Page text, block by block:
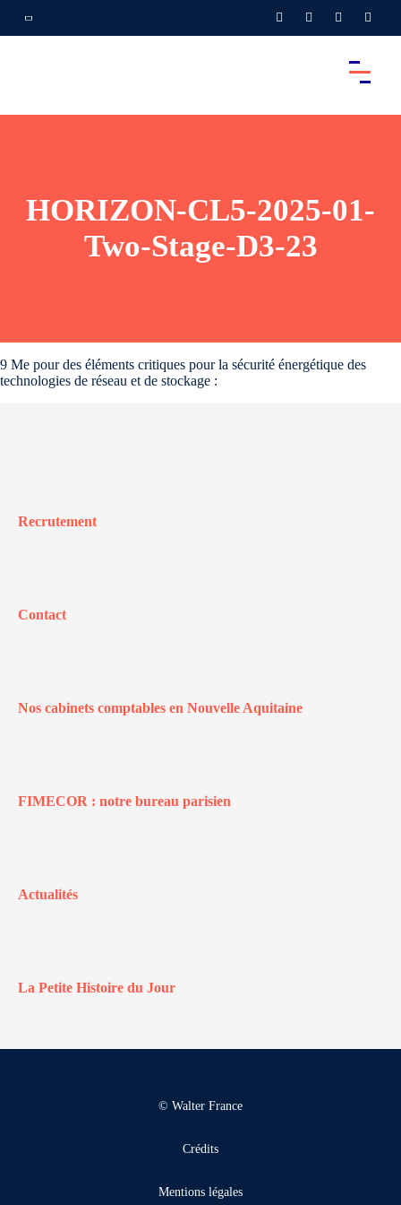
HORIZON-CL5-2025-01-
Two-Stage-D3-23
9 Me pour des éléments critiques pour la sécurité énergétique des
technologies de réseau et de stockage :
Recrutement
Contact
Nos cabinets comptables en Nouvelle Aquitaine
FIMECOR : notre bureau parisien
Actualités
La Petite Histoire du Jour
© Walter France
Crédits
Mentions légales